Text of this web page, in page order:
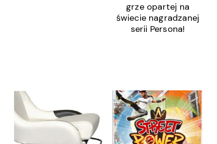
grze opartej na
świecie nagradzanej
serii Persona!